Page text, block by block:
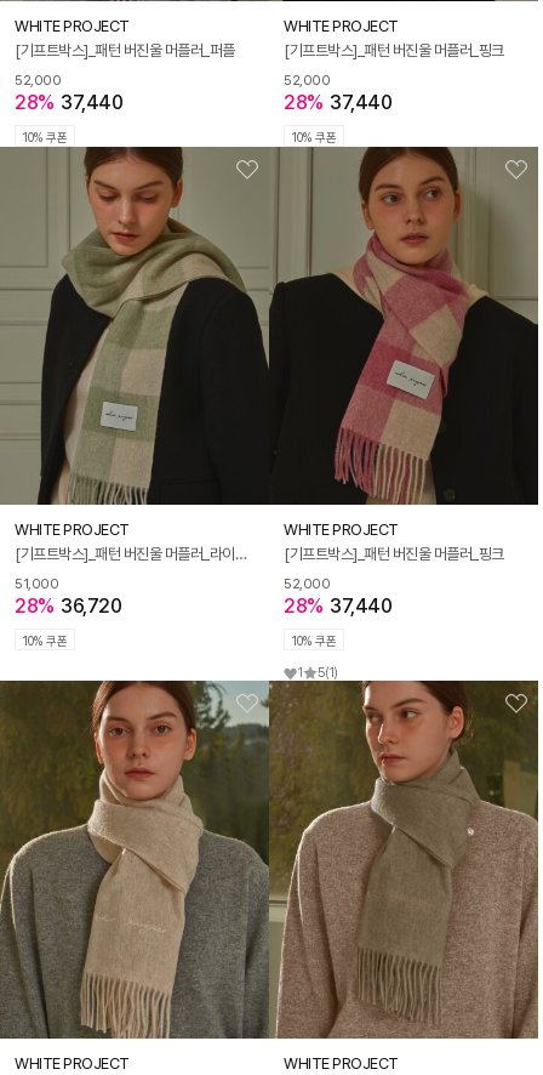
WHITE PROJECT
[기프트박스]_패턴 버진울 머플러_퍼플
52,000
28% 37,440
10% 쿠폰
WHITE PROJECT
[기프트박스]_패턴 버진울 머플러_핑크
52,000
28% 37,440
10% 쿠폰
WHITE PROJECT
[기프트박스]_패턴 버진울 머플러_라이트 그린
51,000
28% 36,720
10% 쿠폰
WHITE PROJECT
[기프트박스]_패턴 버진울 머플러_핑크
52,000
28% 37,440
10% 쿠폰
1 5(1)
WHITE PROJECT
WHITE PROJECT